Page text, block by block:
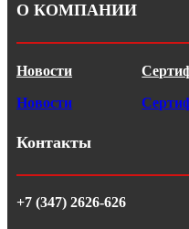
О КОМПАНИИ
Новости
Новости
Контакты
+7 (347) 2626-626